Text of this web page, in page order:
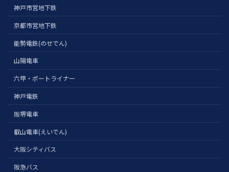
神戸市営地下鉄
京都市営地下鉄
能勢電鉄(のせでん)
山陽電車
六甲・ポートライナー
神戸電鉄
阪堺電車
叡山電車(えいでん)
大阪シティバス
阪急バス